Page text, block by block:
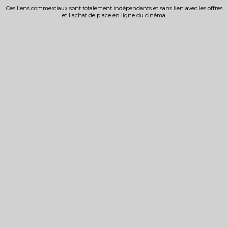
Ces liens commerciaux sont totalement indépendants et sans lien avec les offres
et l'achat de place en ligne du cinéma.